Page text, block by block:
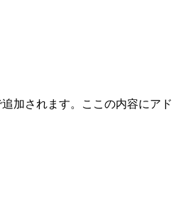
加されます。ここの内容にアド